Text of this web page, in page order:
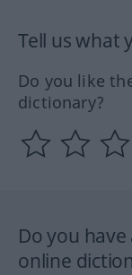
Tell us what
Do you like
dictionary?
Do you
online